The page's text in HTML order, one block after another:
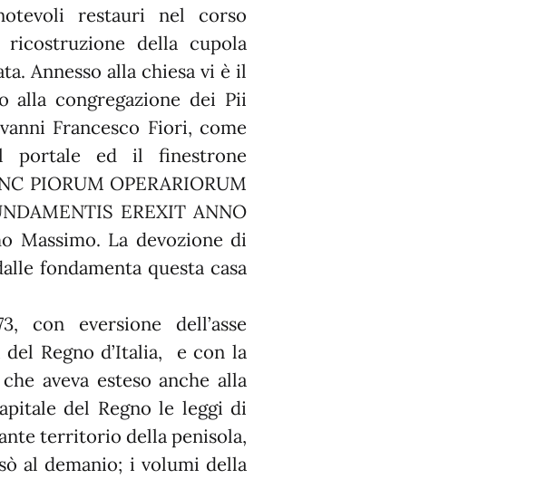
restauri nel corso
della cupola
Annesso alla chiesa vi è il
alla congregazione dei Pii
Francesco Fiori, come
portale ed il finestrone
PIORUM OPERARIORUM
EREXIT ANNO
Massimo. La devozione di
fondamenta questa casa
con eversione dell’asse
Regno d’Italia, e con la
aveva esteso anche alla
del Regno le leggi di
territorio della penisola,
al demanio; i volumi della